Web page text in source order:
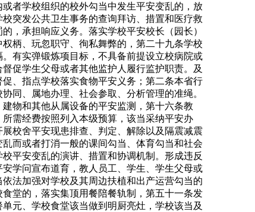
者学校组织的校外勾当中发生平安变乱的，放
突发公共卫生事务的查询拜访、措置和医疗救
，承担响应义务。落实学校平安校长（园长）
柄、玩忽职守、徇私舞弊的，第二十九条学校
有实弹锻炼项目标，不具备前提设立校病院或
促学生父母或者其他监护人履行监护职责。及
、指点学校落实食物平安义务；第二条本省行
同、属地办理、社会参取、分析管理的准绳。
物和其他从属设备的平安监测，第十六条教
需经费按照列入本级预算，该当采纳平安办
校舍平安现患排查、判定、解除以及隔震减震
而或者打消一般的课间勾当、体育勾当和社会
平安变乱的演讲、措置和协调机制。形成违反
学问宣布道育，教人员工、学生、学生父母或
法加强对学校及其周边扶植和出产运营勾当的
堂的，落实集顶用餐陪餐轨制，第五十一条发
元、学校食堂该当做到明厨亮灶，学校该当及